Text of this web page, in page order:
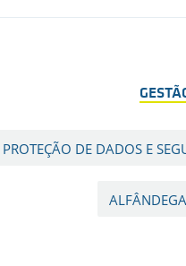
PROTEÇÃO DE DADOS E